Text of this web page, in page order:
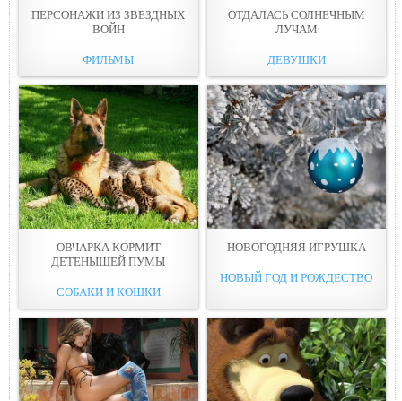
ПЕРСОНАЖИ ИЗ ЗВЕЗДНЫХ
ВОЙН
ФИЛЬМЫ
ОТДАЛАСЬ СОЛНЕЧНЫМ
ЛУЧАМ
ДЕВУШКИ
ОВЧАРКА КОРМИТ
ДЕТЕНЫШЕЙ ПУМЫ
СОБАКИ И КОШКИ
НОВОГОДНЯЯ ИГРУШКА
НОВЫЙ ГОД И РОЖДЕСТВО